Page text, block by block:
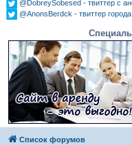
@DobreySobesed - твиттер с
@AnonsBerdck - твиттер
Список форумов